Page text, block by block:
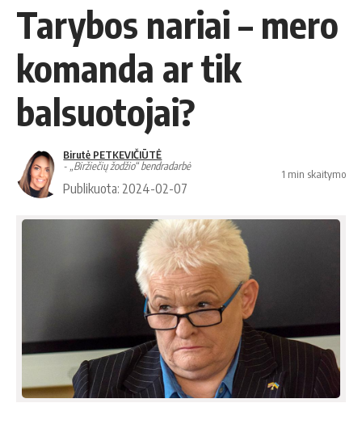
Tarybos nariai – mero
komanda ar tik
balsuotojai?
Birutė PETKEVIČIŪTĖ
- „Biržiečių žodžio“ bendradarbė
Publikuota: 2024-02-07
1 min skaitymo